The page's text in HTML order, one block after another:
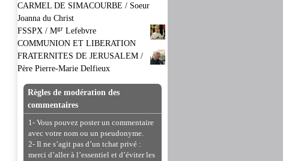
CARMEL DE SIMACOURBE / Soeur
Joanna du Christ
FSSPX / Mgr Lefebvre
COMMUNION ET LIBERATION
FRATERNITES DE JERUSALEM /
Père Pierre-Marie Delfieux
Règles de modération des
commentaires
1- Vous pouvez poster un commentaire
avec votre nom ou un pseudonyme.
2- Il ne s’agit pas d’un tchat privé :
merci d’aller à l’essentiel et d’éviter les